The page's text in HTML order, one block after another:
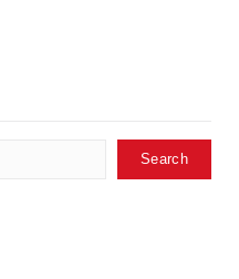
Search